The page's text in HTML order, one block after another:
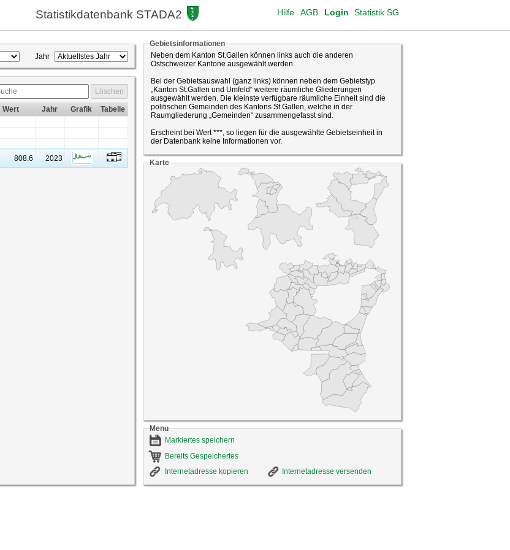
Statistikdatenbank STADA2 Login Statistik SG
AGB
Hilfe
Jahr
Löschen
Wert Jahr Grafik
Tabelle
808.6 2023
Gebietsinformationen
Neben dem Kanton St.Gallen können links auch die anderen
Ostschweizer Kantone ausgewählt werden.
Bei der Gebietsauswahl (ganz links) können neben dem Gebietstyp
„Kanton St.Gallen und Umfeld“ weitere räumliche Gliederungen
ausgewählt werden. Die kleinste verfügbare räumliche Einheit sind die
politischen Gemeinden des Kantons St.Gallen, welche in der
Raumgliederung „Gemeinden“ zusammengefasst sind.
Erscheint bei Wert ***, so liegen für die ausgewählte Gebietseinheit in
der Datenbank keine Informationen vor.
Karte
Menu
Markiertes speichern
Bereits Gespeichertes
Internetadresse kopieren
Internetadresse versenden